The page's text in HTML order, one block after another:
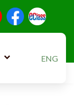
ENG